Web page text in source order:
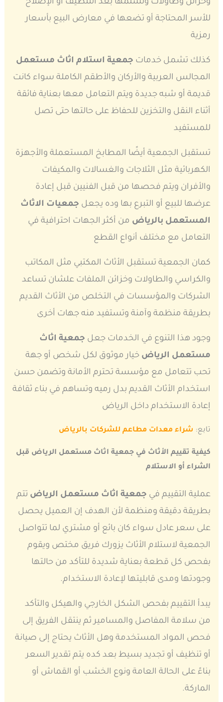
وخزائن وطاولات وتسلمها بعد التنظيف أو الإصلاح
للأسر المحتاجة أو تضعها في معارض البيع بأسعار
رمزية
كذلك تشمل خدمات جمعية استلام اثاث مستعمل
المجالس العربية والأركان والأطقم الكاملة سواء كانت
قديمة أو شبه جديدة ويتم التعامل معها بعناية فائقة
أثناء النقل والتخزين للحفاظ على حالتها حتى تصل
للمستفيد
تستقبل الجمعية أيضًا المطابخ المستعملة والأجهزة
الكهربائية مثل الثلاجات والغسالات والمكيفات
والأفران ويتم فحصها من قبل الفنيين قبل إعادة
عرضها للبيع أو التبرع بها وده يجعل جمعيات الاثاث
المستعمل بالرياض من أكثر الجهات احترافية في
التعامل مع مختلف أنواع القطع
كمان الجمعية تستقبل الأثاث المكتبي مثل المكاتب
والكراسي والطاولات وخزائن الملفات علشان تساعد
الشركات والمؤسسات في التخلص من الأثاث القديم
بطريقة منظمة وآمنة وتستفيد منه جهات أخرى
وجود هذا التنوع في الخدمات جعل جمعية اثاث
مستعمل الرياض خيار موثوق لكل شخص أو جهة
تحب تتعامل مع مؤسسة تحترم الأمانة وتضمن حسن
استخدام الأثاث القديم بدل رميه وتساهم في بناء ثقافة
إعادة الاستخدام داخل الرياض
تابع: شراء معدات مطاعم للشركات بالرياض
كيفية تقييم الأثاث في جمعية اثاث مستعمل الرياض قبل
الشراء أو الاستلام
عملية التقييم في جمعية اثاث مستعمل الرياض تتم
بطريقة دقيقة ومنظمة لأن الهدف إن العميل يحصل
على سعر عادل سواء كان بائع أو مشتري لما تتواصل
الجمعية لاستلام الأثاث يزورك فريق مختص ويقوم
بفحص كل قطعة بعناية شديدة للتأكد من حالتها
وجودتها ومدى قابليتها لإعادة الاستخدام.
يبدأ التقييم بفحص الشكل الخارجي والهيكل والتأكد
من سلامة المفاصل والمسامير ثم ينتقل الفريق إلى
فحص المواد المستخدمة وهل الأثاث يحتاج إلى صيانة
أو تنظيف أو تجديد بسيط بعد كده يتم تقدير السعر
بناءً على الحالة العامة ونوع الخشب أو القماش أو
الماركة.